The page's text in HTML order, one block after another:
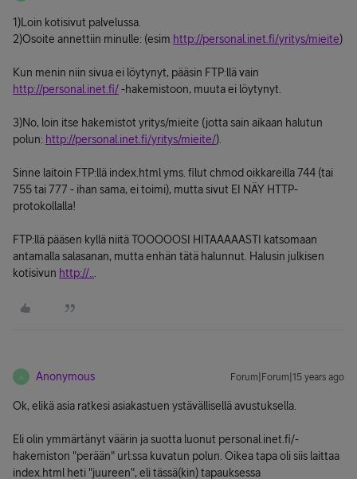
1)Loin kotisivut palvelussa.
2)Osoite annettiin minulle: (esim http://personal.inet.fi/yritys/mieite)
Kun menin niin sivua ei löytynyt, pääsin FTP:llä vain
http://personal.inet.fi/-hakemistoon, muuta ei löytynyt.
3)No, loin itse hakemistot yritys/mieite (jotta sain aikaan halutun
polun: http://personal.inet.fi/yritys/mieite/).
Sinne laitoin FTP:llä index.html yms. filut chmod oikkareilla 744 (tai
755 tai 777 - ihan sama, ei toimi), mutta sivut EI NÄY HTTP-
protokollalla!
FTP:llä pääsen kyllä niitä TOOOOOSI HITAAAAASTI katsomaan
antamalla salasanan, mutta enhän tätä halunnut. Halusin julkisen
kotisivun http://..
A Anonymous Forum|Forum|15 years ago
Ok, elikä asia ratkesi asiakastuen ystävällisellä avustuksella.
Eli olin ymmärtänyt väärin ja suotta luonut personal.inet.fi/-
hakemiston "perään" url:ssa kuvatun polun. Oikea tapa oli siis laittaa
index.html heti "juureen", eli tässä(kin) tapauksessa